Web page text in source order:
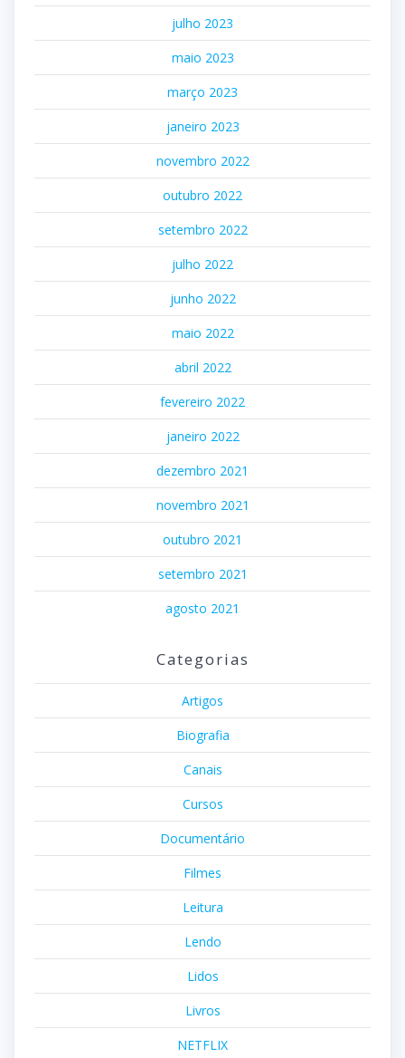
julho 2023
maio 2023
março 2023
janeiro 2023
novembro 2022
outubro 2022
setembro 2022
julho 2022
junho 2022
maio 2022
abril 2022
fevereiro 2022
janeiro 2022
dezembro 2021
novembro 2021
outubro 2021
setembro 2021
agosto 2021
Categorias
Artigos
Biografia
Canais
Cursos
Documentário
Filmes
Leitura
Lendo
Lidos
Livros
NETFLIX